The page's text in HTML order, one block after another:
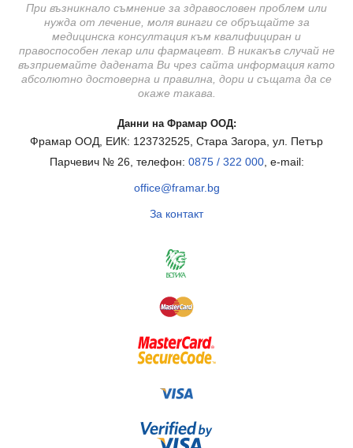
При възникнало съмнение за здравословен проблем или
нужда от лечение, моля винаги се обръщайте за
медицинска консултация към квалифициран и
правоспособен лекар или фармацевт. В никакъв случай не
възприемайте дадената Ви чрез сайта информация като
абсолютно достоверна и правилна, дори и същата да се
окаже такава.
Данни на Фрамар ООД:
Фрамар ООД, ЕИК: 123732525, Стара Загора, ул. Петър
Парчевич № 26, телефон: 0875 / 322 000, e-mail:
office@framar.bg
За контакт